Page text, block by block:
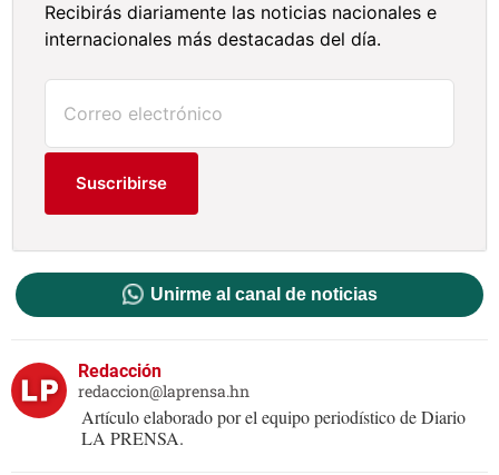
Recibirás diariamente las noticias nacionales e
internacionales más destacadas del día.
Suscribirse
Unirme al canal de noticias
Redacción
redaccion@laprensa.hn
Artículo elaborado por el equipo periodístico de Diario
LA PRENSA.